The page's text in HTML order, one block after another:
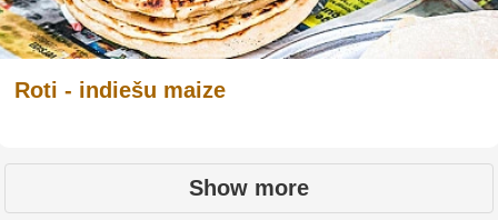
Roti - indiešu maize
Show more